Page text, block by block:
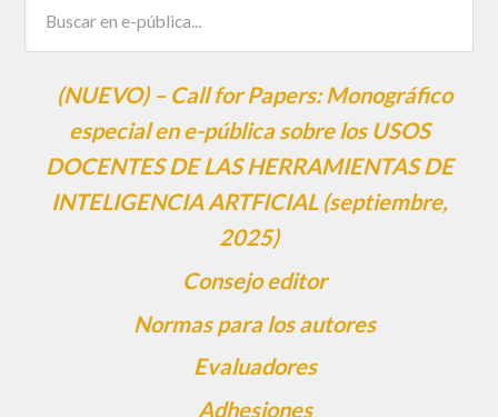
(NUEVO) – Call for Papers: Monográfico
especial en e-pública sobre los USOS
DOCENTES DE LAS HERRAMIENTAS DE
INTELIGENCIA ARTFICIAL (septiembre,
2025)
Consejo editor
Normas para los autores
Evaluadores
Adhesiones